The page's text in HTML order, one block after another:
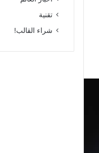
تقنية
شراء القالب!